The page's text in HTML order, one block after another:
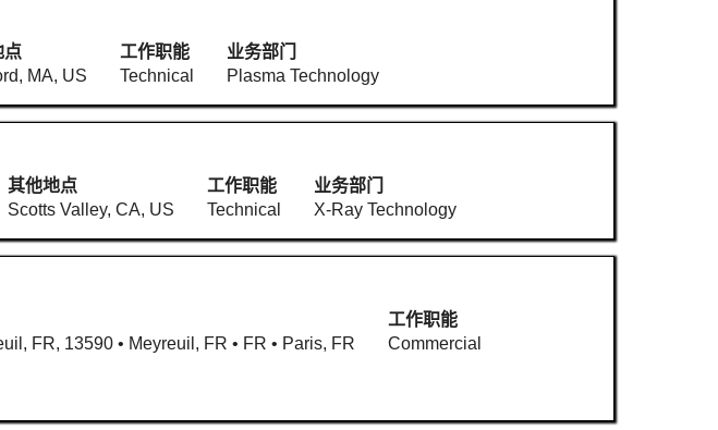
点
MA, US
工作职能
Technical
业务部门
Plasma Technology
其他地点
Scotts Valley, CA, US
工作职能
Technical
业务部门
X-Ray Technology
FR, 13590 • Meyreuil, FR • FR • Paris, FR
工作职能
Commercial